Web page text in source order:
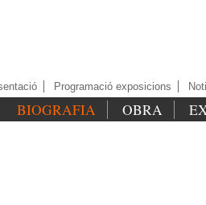
Programació exposicions
BIOGRAFIA OBRA